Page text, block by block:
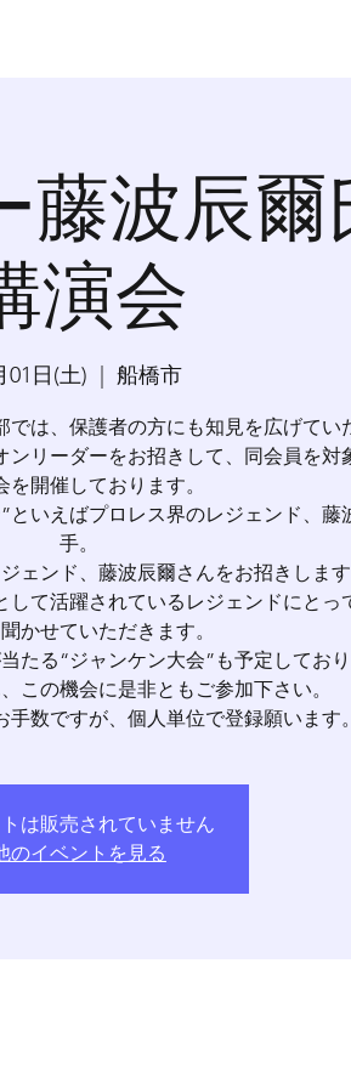
藤波辰爾
演会
01日(土) 船橋市
では、保護者の方にも知見を広げてい
ンリーダーをお招きして、同会員を対
を開催しております。
といえばプロレス界のレジェンド、藤
手。
ェンド、藤波辰爾さんをお招きします
して活躍されているレジェンドにとっ
かせていただきます。
たる“ジャンケン大会”も予定しており
この機会に是非ともご参加下さい。
数ですが、個人単位で登録願います。
は販売されていません
のイベントを見る